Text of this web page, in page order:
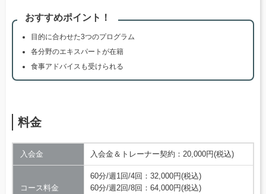
おすすめポイント！
目的に合わせた3つのプログラム
各分野のエキスパートが在籍
食事アドバイスも受けられる
料金
入会金 入会金＆トレーナー契約：20,000円(税込)
コース料金
60分/週1回/4回：32,000円(税込)
60分/週2回/8回：64,000円(税込)